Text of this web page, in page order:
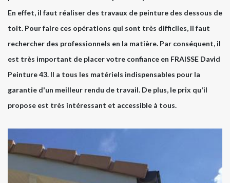
En effet, il faut réaliser des travaux de peinture des dessous de
toit. Pour faire ces opérations qui sont très difficiles, il faut
rechercher des professionnels en la matière. Par conséquent, il
est très important de placer votre confiance en FRAISSE David
Peinture 43. Il a tous les matériels indispensables pour la
garantie d'un meilleur rendu de travail. De plus, le prix qu'il
propose est très intéressant et accessible à tous.